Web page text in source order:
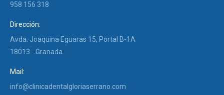
958 156 318
Dirección:
Avda. Joaquina Eguaras 15, Portal B-1A
18013 - Granada
Mail:
info@clinicadentalgloriaserrano.com